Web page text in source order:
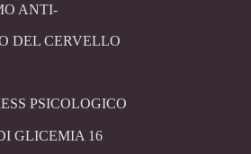
ANTI-
DEL CERVELLO
PSICOLOGICO
GLICEMIA 16